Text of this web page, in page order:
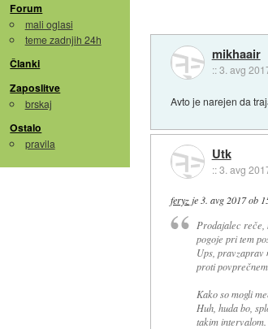
Forum
mali oglasi
teme zadnjih 24h
Članki
Zaposlitve
brskaj
Ostalo
pravila
mikhaair
::3. avg
Avto je narejen da
Utk
::3. avg
feryzje3. avg 2017 ob
Prodajalec reče,
pogoje pri tem
Ups, pravzaprav
proti
Kako so mogli
Huh, huda bo,
takim intervalom.